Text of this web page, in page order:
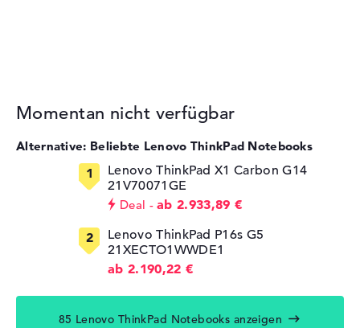
Momentan nicht verfügbar
Alternative: Beliebte Lenovo ThinkPad Notebooks
Lenovo ThinkPad X1 Carbon G14
21V70071GE
Deal
ab 2.933,89 €
Lenovo ThinkPad P16s G5
21XECTO1WWDE1
ab 2.190,22 €
85 Lenovo ThinkPad Notebooks anzeigen